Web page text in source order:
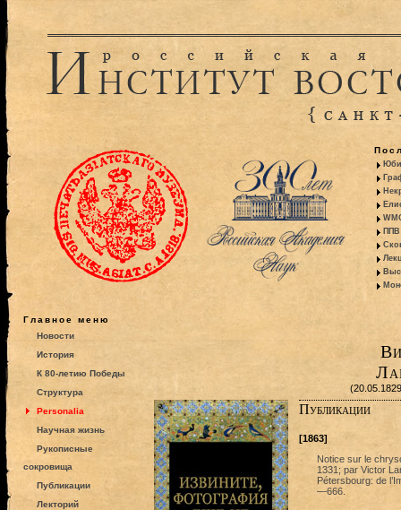
ППВ
Главное меню
Новости
История
К 80-летию Победы
Структура
Personalia
Научная жизнь
Рукописные
сокровища
Публикации
Лекторий
Публикации
[1863]
Notice sur le
1331; par Victor
Pétersbourg: de
—666.